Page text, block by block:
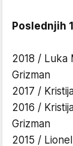
Poslednjih
2018 / Luka
Grizman
2017 /
2016 /
Grizman
2015 /